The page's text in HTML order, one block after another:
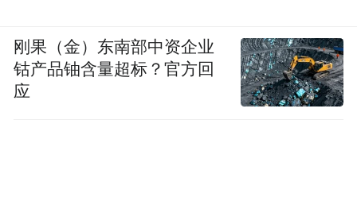
刚果（金）东南部中资企业
钴产品铀含量超标？官方回
应